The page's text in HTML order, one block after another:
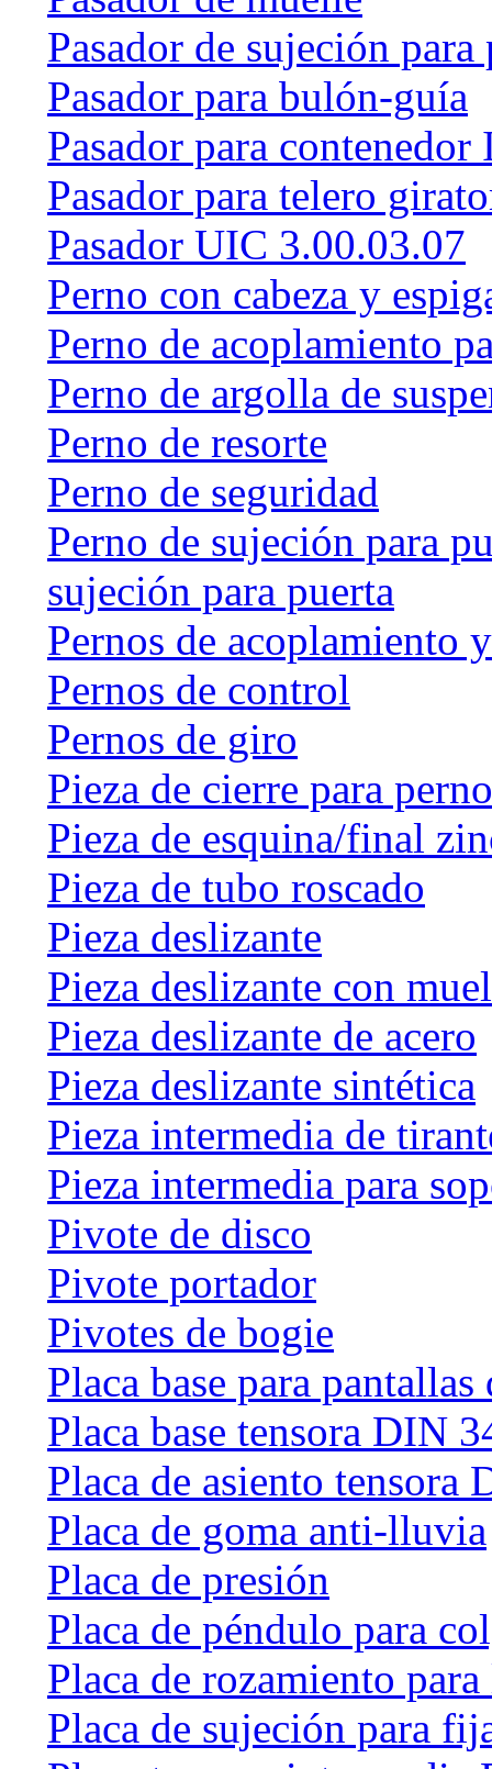
Pasador de sujeción para
Pasador para bulón-guía
Pasador para
Pasador para telero
Pasador UIC 3.00.03.07
Perno con cabeza y
Perno de acoplamiento
Perno de argolla de
Perno de resorte
Perno de seguridad
Perno de sujeción para
sujeción para puerta
Pernos de acoplamiento
Pernos de control
Pernos de giro
Pieza de cierre para
Pieza de esquina/final
Pieza de tubo roscado
Pieza deslizante
Pieza deslizante con
Pieza deslizante de acero
Pieza deslizante sintética
Pieza intermedia de
Pieza intermedia para
Pivote de disco
Pivote portador
Pivotes de bogie
Placa base para pantallas
Placa base tensora DIN
Placa de asiento tensora
Placa de goma anti-lluvia
Placa de presión
Placa de péndulo para
Placa de rozamiento
Placa de sujeción para